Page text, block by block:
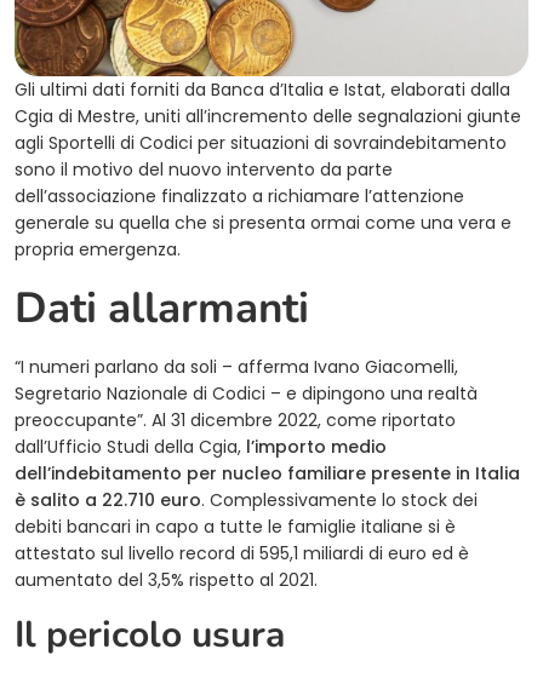
Gli ultimi dati forniti da Banca d’Italia e Istat, elaborati dalla
Cgia di Mestre, uniti all’incremento delle segnalazioni giunte
agli Sportelli di Codici per situazioni di sovraindebitamento
sono il motivo del nuovo intervento da parte
dell’associazione finalizzato a richiamare l’attenzione
generale su quella che si presenta ormai come una vera e
propria emergenza.
Dati allarmanti
“I numeri parlano da soli – afferma Ivano Giacomelli,
Segretario Nazionale di Codici – e dipingono una realtà
preoccupante”. Al 31 dicembre 2022, come riportato
dall’Ufficio Studi della Cgia, l’importo medio
dell’indebitamento per nucleo familiare presente in Italia
è salito a 22.710 euro. Complessivamente lo stock dei
debiti bancari in capo a tutte le famiglie italiane si è
attestato sul livello record di 595,1 miliardi di euro ed è
aumentato del 3,5% rispetto al 2021.
Il pericolo usura